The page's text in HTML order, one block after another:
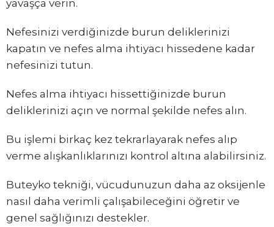
yavaşça verin.
Nefesinizi verdiğinizde burun deliklerinizi
kapatın ve nefes alma ihtiyacı hissedene kadar
nefesinizi tutun.
Nefes alma ihtiyacı hissettiğinizde burun
deliklerinizi açın ve normal şekilde nefes alın.
Bu işlemi birkaç kez tekrarlayarak nefes alıp
verme alışkanlıklarınızı kontrol altına alabilirsiniz.
Buteyko tekniği, vücudunuzun daha az oksijenle
nasıl daha verimli çalışabileceğini öğretir ve
genel sağlığınızı destekler.